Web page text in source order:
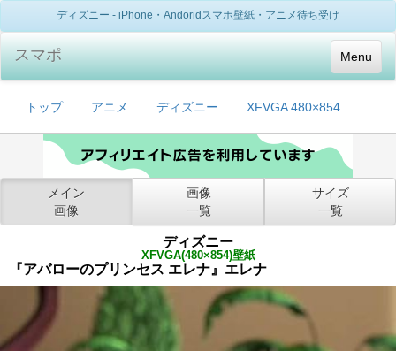
ディズニー - iPhone・Andoridスマホ壁紙・アニメ待ち受け
Menu
スマポ
トップ アニメ ディズニー XFVGA 480×854
メイン
画像
画像
一覧
サイズ
一覧
ディズニー
XFVGA(480×854)壁紙
『アバローのプリンセス エレナ』エレナ